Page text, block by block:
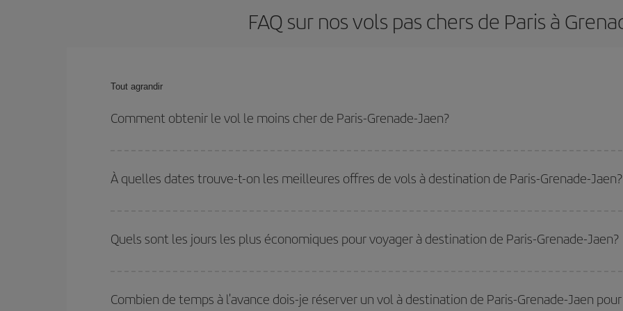
FAQ sur nos vols pas chers de Paris à
Tout agrandir
Comment obtenir le vol le moins cher de Paris-Grenade-Jaen?
les dates et les horaires de votre aller-retour.
À quelles dates trouve-t-on les meilleures offres de vols à destination de Paris-Grenade-Jaen?
et des vacances scolaires sont en haute saison. En outre, surtout si vous envisagez une escapade le temps d'un week-end,
pourrez bénéficier des meilleurs prix.
Quels sont les jours les plus économiques pour voyager à destination de Paris-Grenade-Jaen?
vous partez, où vous voulez aller et à quelles dates vous aviez prévu de voyager. Nous afficherons les vols les plus
mais également pour les jours proches
, à l'aller comme au retour, afin que vous puissiez trouver la meilleure offre.
Combien de temps à l'avance dois-je réserver un vol à destination de Paris-Grenade-Jaen